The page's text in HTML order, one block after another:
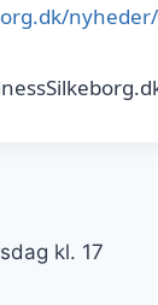
kl. 17